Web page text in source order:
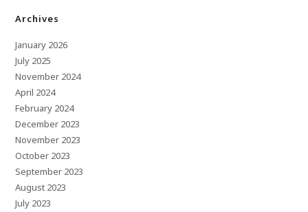
Archives
January 2026
July 2025
November 2024
April 2024
February 2024
December 2023
November 2023
October 2023
September 2023
August 2023
July 2023